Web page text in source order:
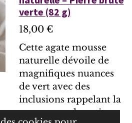
verte (82 g)
18,00 €
Cette agate mousse
naturelle dévoile de
magnifiques nuances
de vert avec des
inclusions rappelant la
mousse ou de petits